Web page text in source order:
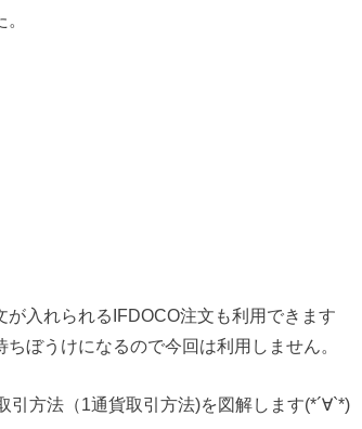
入れられるIFDOCO注文も利用できます
ぼうけになるので今回は利用しません。
方法（1通貨取引方法)を図解します(*´∀`*)